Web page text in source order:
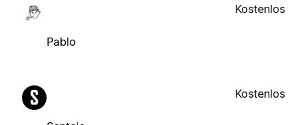
Pablo
Kostenlos
Kostenlos